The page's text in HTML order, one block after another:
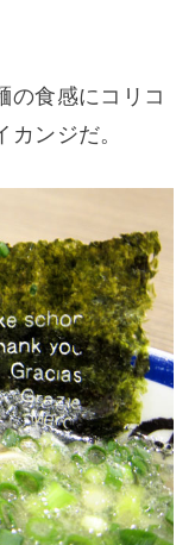
の食感にコリコ
ンジだ。